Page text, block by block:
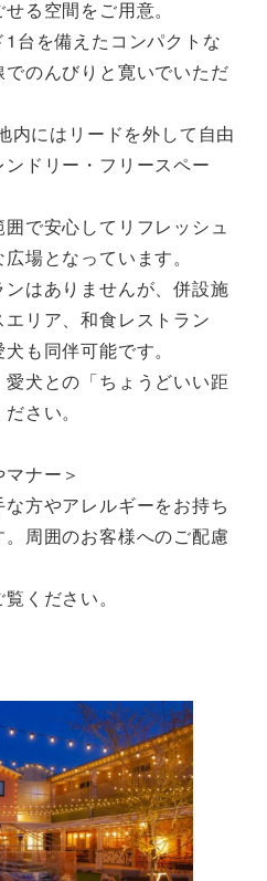
る空間をご用意。
台を備えたコンパクトな
のんびりと寛いでいただ
内にはリードを外して自由
ドリー・フリースペー
で安心してリフレッシュ
場となっています。
はありませんが、併設施
リア、和食レストラン
も同伴可能です。
犬との「ちょうどいい距
さい。
ナー＞
方やアレルギーをお持ち
周囲のお客様へのご配慮
ください。